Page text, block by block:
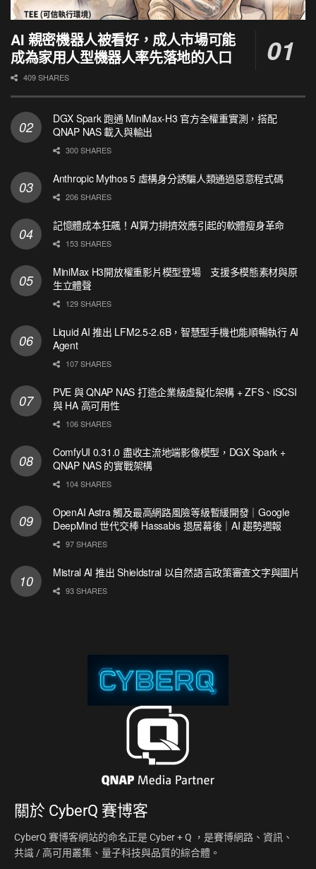
AI 親密機器人被看好，成人市場可能
成為家用人型機器人率先落地的入口
409 SHARES
DGX Spark 跑通 MiniMax-H3 官方全權重實測，搭配
QNAP NAS 載入與輸出
300 SHARES
Anthropic Mythos 5 虛構身分誘騙人類通過惡意程式碼
206 SHARES
記憶體成本狂飆！AI算力排擠效應引起的軟體瘦身革命
153 SHARES
MiniMax H3開放權重影片模型登場 支援多模態素材與原
生立體聲
129 SHARES
Liquid AI 推出 LFM2.5-2.6B，智慧型手機也能順暢執行 AI
Agent
107 SHARES
PVE 與 QNAP NAS 打造企業級虛擬化架構 + ZFS、iSCSI
與 HA 高可用性
106 SHARES
ComfyUI 0.31.0 盡收主流地端影像模型，DGX Spark +
QNAP NAS 的實戰架構
104 SHARES
OpenAI Astra 觸及最高網路風險等級暫緩開發｜Google
DeepMind 世代交棒 Hassabis 退居幕後｜AI 趨勢週報
97 SHARES
Mistral AI 推出 Shieldstral 以自然語言政策審查文字與圖片
93 SHARES
關於 CyberQ 賽博客
CyberQ 賽博客網站的命名正是 Cyber + Q ，是賽博網路、資訊、
共識 / 高可用叢集、量子科技與品質的綜合體。